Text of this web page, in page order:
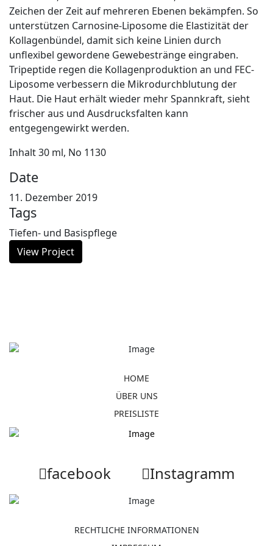
Zeichen der Zeit auf mehreren Ebenen bekämpfen. So
unterstützen Carnosine-Liposome die Elastizität der
Kollagenbündel, damit sich keine Linien durch
unflexibel gewordene Gewebestränge eingraben.
Tripeptide regen die Kollagenproduktion an und FEC-
Liposome verbessern die Mikrodurchblutung der
Haut. Die Haut erhält wieder mehr Spannkraft, sieht
frischer aus und Ausdrucksfalten kann
entgegengewirkt werden.
Inhalt 30 ml, No 1130
Date
11. Dezember 2019
Tags
Tiefen- und Basispflege
View Project
HOME
ÜBER UNS
PREISLISTE
facebook Instagramm
RECHTLICHE INFORMATIONEN